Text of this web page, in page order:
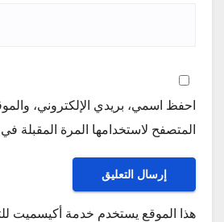
احفظ اسمي، بريدي الإلكتروني،
المتصفح لاستخدامها المرة المقبلة
هذا الموقع يستخدم خدمة أكيسميت